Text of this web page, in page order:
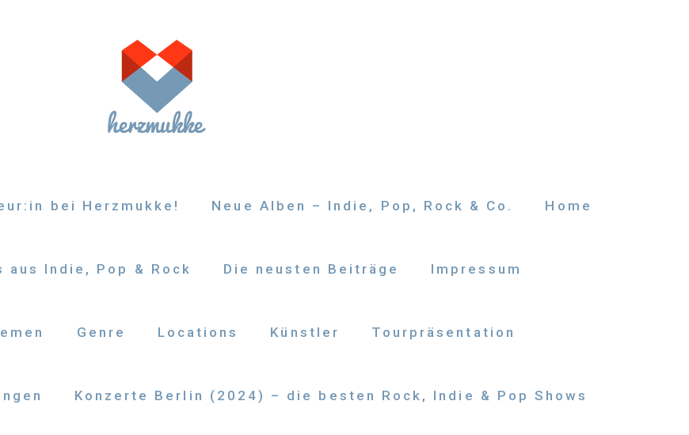
bei Herzmukke! Neue Alben – Indie, Pop, Rock & Co. Home
aus Indie, Pop & Rock Die neusten Beiträge Impressum
Genre Locations Künstler Tourpräsentation
Konzerte Berlin (2024) – die besten Rock, Indie & Pop Shows